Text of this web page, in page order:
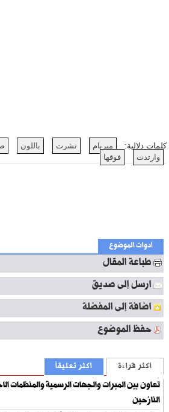
كلمات دلالية: ميريام نشرت باللون
وارتدت
فوقها
أدوات الموضوع
طباعة المقال
ارسل إلى صديق
اضافة إلى المفضلة
حفظ الموضوع
أكثر قراءة أكثر تعليقاً
تعاون بين المبرات والجهات الرسمية والمنظمات
النازحين